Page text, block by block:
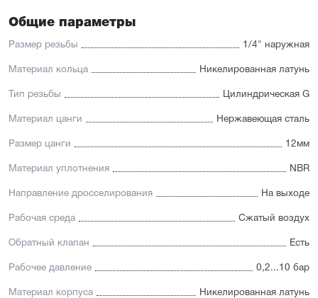
Общие параметры
Размер резьбы 1/4" наружная
Материал кольца Никелированная латунь
Тип резьбы Цилиндрическая G
Материал цанги Нержавеющая сталь
Размер цанги 12мм
Материал уплотнения NBR
Направление дросселирования На выходе
Рабочая среда Сжатый воздух
Обратный клапан Есть
Рабочее давление 0,2...10 бар
Материал корпуса Никелированная латунь